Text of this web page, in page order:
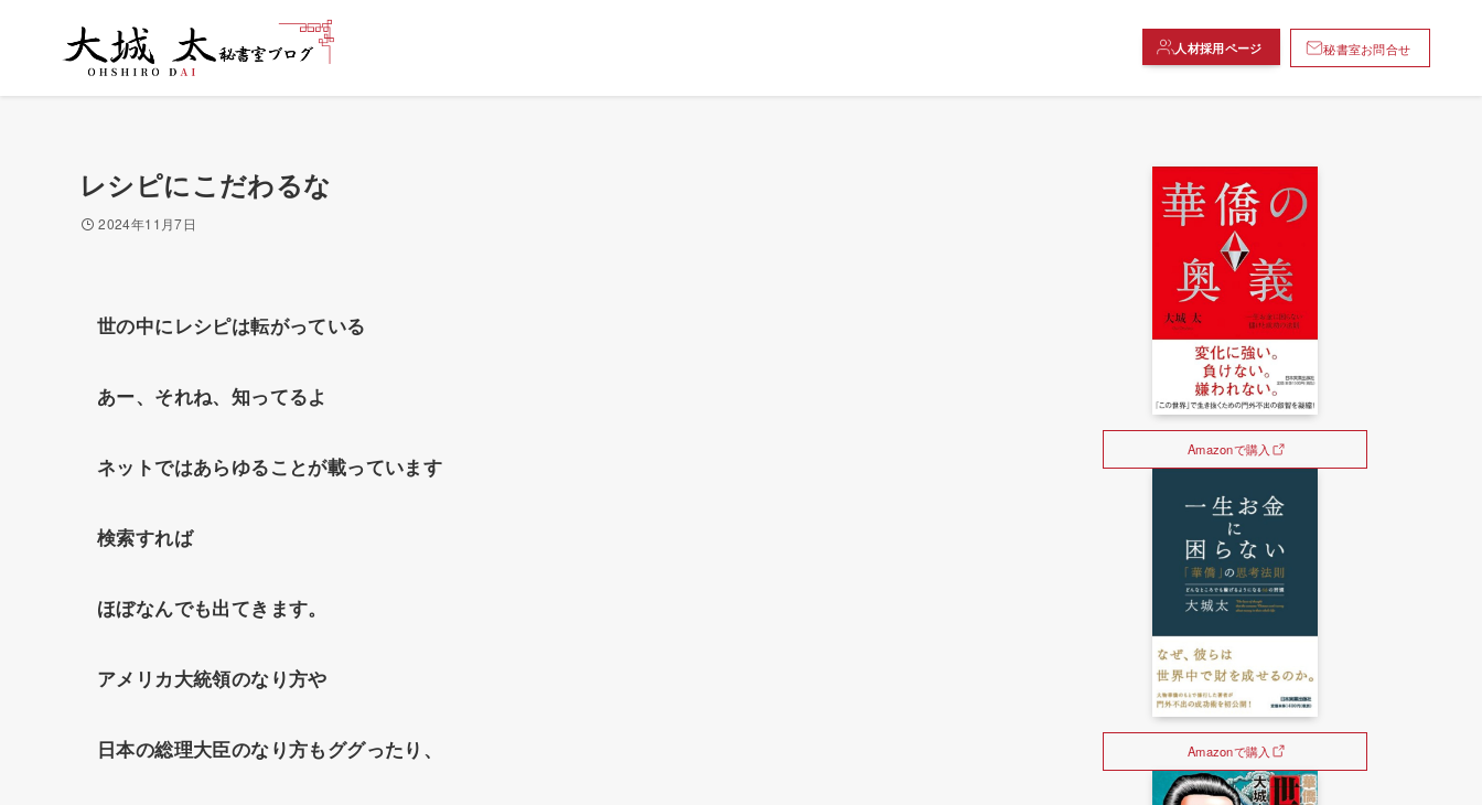
人材採用ページ 秘書室お問合せ
レシピにこだわるな
2024年11月7日
世の中にレシピは転がっている
あー、それね、知ってるよ
ネットではあらゆることが載っています
検索すれば
ほぼなんでも出てきます。
アメリカ大統領のなり方や
日本の総理大臣のなり方もググったり、
Amazonで購入
Amazonで購入